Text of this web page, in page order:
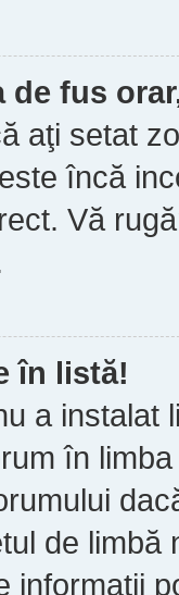
de fus
aţi setat
încă
Vă
în listă!
a instalat
în
de
informaţii